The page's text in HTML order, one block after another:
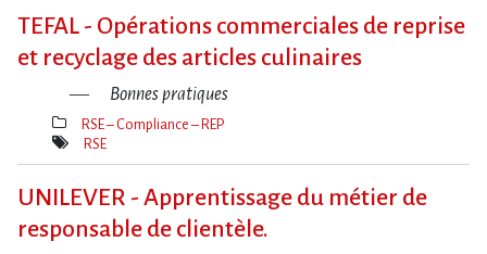
TEFAL - Opérations commerciales de reprise
et recyclage des articles culinaires
Bonnes pratiques
Thèmes(s)
RSE – Compliance – REP
Mot(s)-
RSE
UNILEVER - Apprentissage du métier de
responsable de clientèle.